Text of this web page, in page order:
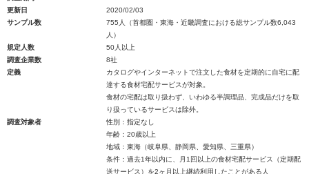
更新日
2020/02/03
サンプル数
755人（首都圏・東海・近畿調査における総サンプル数6,043
人）
規定人数
50人以上
調査企業数
8社
定義
カタログやインターネットで注文した食材を定期的に自宅に配
達する食材宅配サービスが対象。
食材の宅配は取り扱わず、いわゆる半調理品、完成品だけを取
り扱っているサービスは除外。
調査対象者
性別：指定なし
年齢：20歳以上
地域：東海（岐阜県、静岡県、愛知県、三重県）
条件：過去1年以内に、月1回以上の食材宅配サービス（定期配
送サービス）を2ヶ月以上継続利用したことがある人